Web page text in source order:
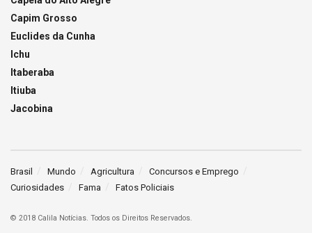
Capim Grosso
Euclides da Cunha
Ichu
Itaberaba
Itiuba
Jacobina
Brasil Mundo Agricultura
Concursos e Emprego
Curiosidades
Fama Fatos Policiais
© 2018 Calila Notícias. Todos os Direitos Reservados.